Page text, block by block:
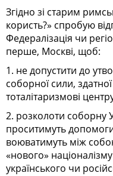
Згідно зі старим
користь?» спробую
Федера­лізація чи
перше, Москві, щоб:
1. не допустити до
соборної сили,
тоталітаризмові
2. розколоти соборну
проситимуть
воюватимуть між
«нового»
українського чи